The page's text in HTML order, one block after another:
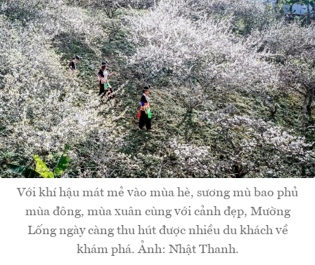
Với khí hậu mát mẻ vào mùa hè, sương mù bao phủ
mùa đông, mùa xuân cùng với cảnh đẹp, Mường
Lống ngày càng thu hút được nhiều du khách về
khám phá. Ảnh: Nhật Thanh.